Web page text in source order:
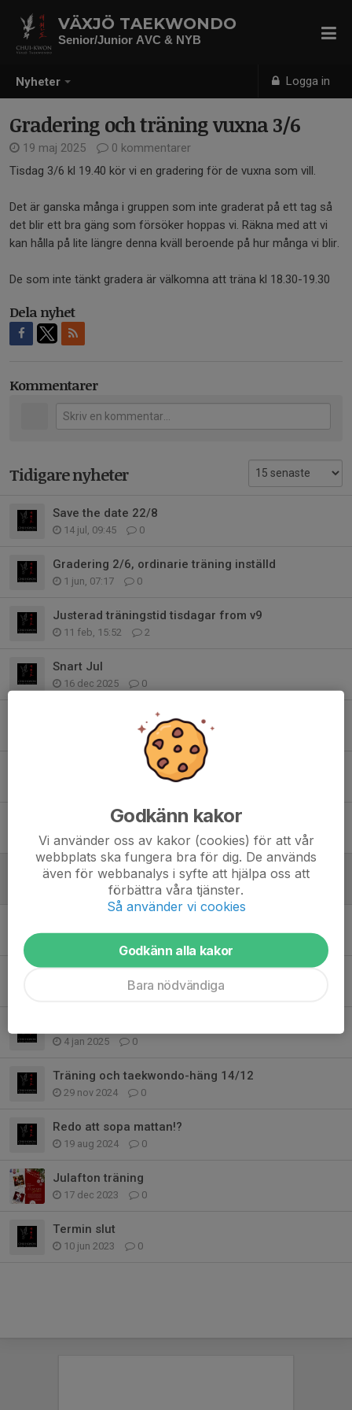
Nyheter Logga in
VÄXJÖ TAEKWONDO
Senior/Junior AVC & NYB
Gradering och träning vuxna 3/6
19 maj 2025
0 kommentarer
Tisdag 3/6 kl 19.40 kör vi en gradering för de vuxna som vill.
Det är ganska många i gruppen som inte graderat på ett tag så
det blir ett bra gäng som försöker hoppas vi. Räkna med att vi
kan hålla på lite längre denna kväll beroende på hur många vi blir.
De som inte tänkt gradera är välkomna att träna kl 18.30-19.30
Dela nyhet
Kommentarer
Tidigare nyheter
Save the date 22/8
14 jul, 09:45 0
Gradering 2/6, ordinarie träning inställd
1 jun, 07:17 0
Justerad träningstid tisdagar from v9
11 feb, 15:52 2
Snart Jul
16 dec 2025 0
0
Träningstid 5/6, 19-20
Ändrade träningstider v22
23 maj 2025 0
Gradering och träning vuxna 3/6
19 maj 2025 0
0
4 jan 2025 0
Träning och taekwondo-häng 14/12
29 nov 2024 0
Redo att sopa mattan!?
19 aug 2024 0
Julafton träning
17 dec 2023 0
Termin slut
10 jun 2023 0
Godkänn kakor
Vi använder oss av kakor (cookies) för att vår
webbplats ska fungera bra för dig. De används
även för webbanalys i syfte att hjälpa oss att
förbättra våra tjänster.
Så använder vi cookies
Godkänn alla kakor
Bara nödvändiga